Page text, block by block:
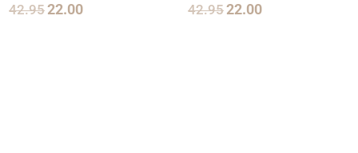
42.9522.00 42.9522.00